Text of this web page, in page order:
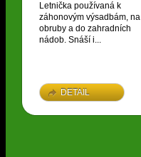
Letnička používaná k
záhonovým výsadbám, na
obruby a do zahradních
nádob. Snáší i...
DETAIL